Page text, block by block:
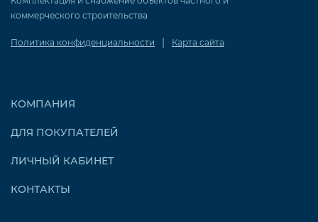
коммерческого строительства
Политика конфиденциальности | Карта сайта
КОМПАНИЯ
ДЛЯ ПОКУПАТЕЛЕЙ
ЛИЧНЫЙ КАБИНЕТ
КОНТАКТЫ